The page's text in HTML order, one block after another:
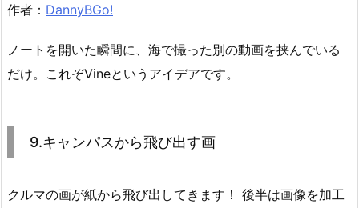
作者： DannyBGo!
ノートを開いた瞬間に、海で撮った別の動画を挟んでいる
だけ。これぞVineというアイデアです。
9.キャンパスから飛び出す画
クルマの画が紙から飛び出してきます！ 後半は画像を加工